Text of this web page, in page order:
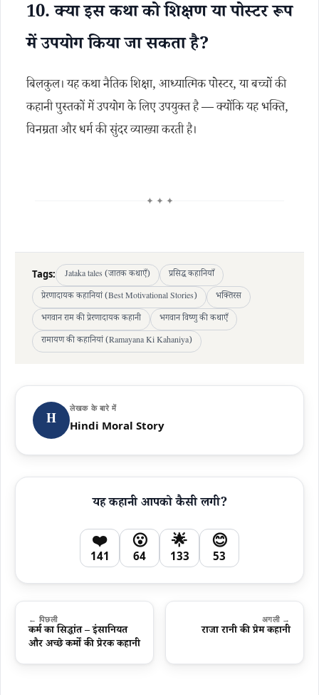
10. क्या इस कथा को शिक्षण या पोस्टर रूप
में उपयोग किया जा सकता है?
बिलकुल। यह कथा नैतिक शिक्षा, आध्यात्मिक पोस्टर, या बच्चों की
कहानी पुस्तकों में उपयोग के लिए उपयुक्त है — क्योंकि यह भक्ति,
विनम्रता और धर्म की सुंदर व्याख्या करती है।
✦ ✦ ✦
Tags: Jataka tales (जातक कथाएँ)
प्रसिद्ध कहानियाँ
प्रेरणादायक कहानियां (Best Motivational Stories)
भक्तिरस
भगवान राम की प्रेरणादायक कहानी
भगवान विष्णु की कथाएँ
रामायण की कहानियां (Ramayana Ki Kahaniya)
H
लेखक के बारे में
Hindi Moral Story
यह कहानी आपको कैसी लगी?
❤️
141
😮
64
🌟
133
😊
53
← पिछली
कर्म का सिद्धांत – इंसानियत
और अच्छे कर्मों की प्रेरक कहानी
अगली →
राजा रानी की प्रेम कहानी